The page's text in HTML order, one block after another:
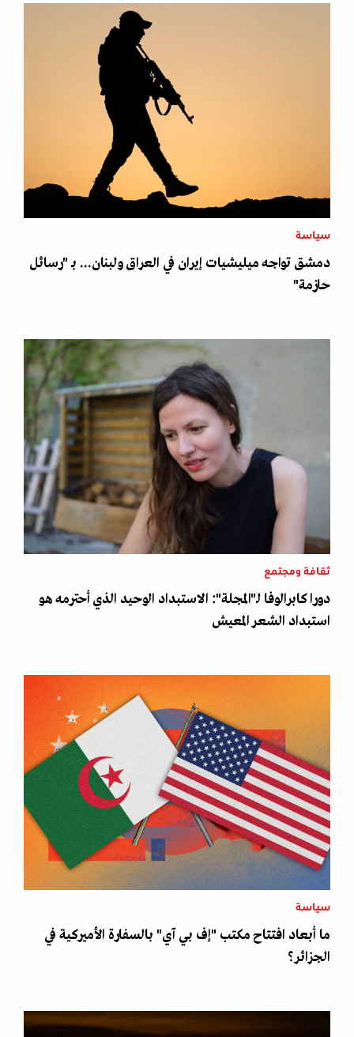
سياسة
دمشق تواجه ميليشيات إيران في العراق ولبنان... بـ "رسائل
حازمة"
ثقافة ومجتمع
دورا كابرالوفا لـ"المجلة": الاستبداد الوحيد الذي أحترمه هو
استبداد الشعر المعيش
سياسة
ما أبعاد افتتاح مكتب "إف بي آي" بالسفارة الأميركية في
الجزائر؟